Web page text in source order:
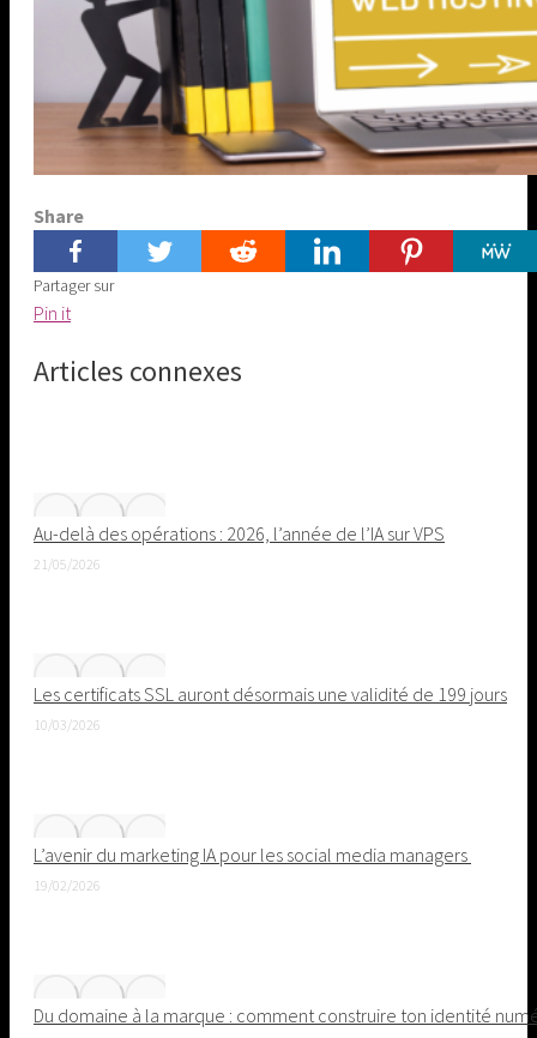
Share
Partager sur
Pin itShare
Pinterest
Articles connexes
Au-delà des opérations : 2026, l’année de l’IA sur VPS
21/05/2026
Les certificats SSL auront désormais une validité de 199 jours
10/03/2026
L’avenir du marketing IA pour les social media managers
19/02/2026
Du domaine à la marque : comment construire ton identité